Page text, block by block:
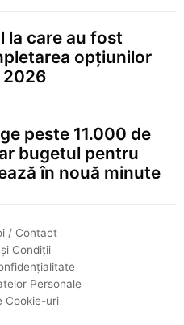
la care au fost
opțiunilor
2026
peste 11.000 de
bugetul pentru
în nouă minute
/ Contact
Condiții
Personale
Cookie-uri